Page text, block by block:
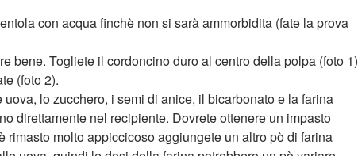
con acqua finchè non si sarà ammorbidita (fate la prova
bene. Togliete il cordoncino duro al centro della polpa (foto 1)
(foto 2).
lo zucchero, i semi di anice, il bicarbonato e la farina
direttamente nel recipiente. Dovrete ottenere un impasto
rimasto molto appiccicoso aggiungete un altro pò di farina